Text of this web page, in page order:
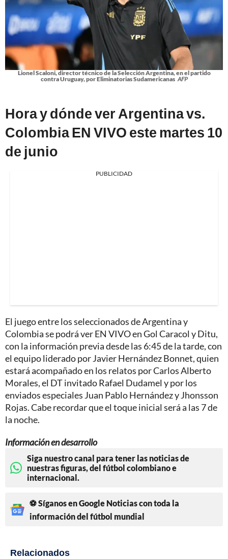
Lionel Scaloni, director técnico de la Selección Argentina, en el partido
contra Uruguay, por Eliminatorias Sudamericanas AFP
Hora y dónde ver Argentina vs.
Colombia EN VIVO este martes 10
de junio
PUBLICIDAD
El juego entre los seleccionados de Argentina y
Colombia se podrá ver EN VIVO en Gol Caracol y Ditu,
con la información previa desde las 6:45 de la tarde, con
el equipo liderado por Javier Hernández Bonnet, quien
estará acompañado en los relatos por Carlos Alberto
Morales, el DT invitado Rafael Dudamel y por los
enviados especiales Juan Pablo Hernández y Jhonsson
Rojas. Cabe recordar que el toque inicial será a las 7 de
la noche.
Información en desarrollo
Siga nuestro canal para tener las noticias de
nuestras figuras, del fútbol colombiano e
internacional.
⚽ Síganos en Google Noticias con toda la
información del fútbol mundial
Relacionados